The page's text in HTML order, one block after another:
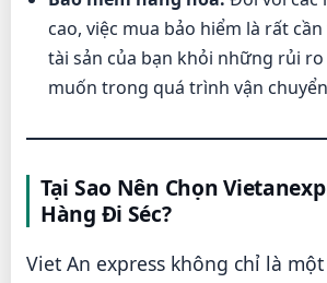
cao, việc mua bảo hiểm là rất
tài sản của bạn khỏi những rủi
muốn trong quá trình vận
Tại Sao Nên Chọn
Hàng Đi Séc?
Viet An express không chỉ là